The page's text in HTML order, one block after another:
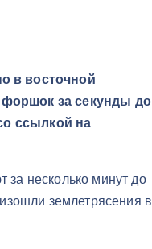
в восточной
форшок за секунды до
ссылкой на
несколько минут до
землетрясения в